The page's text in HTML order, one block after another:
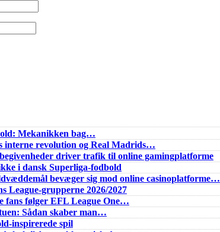
Mekanikken bag…
interne revolution og Real Madrids…
driver trafik til online gamingplatforme
i dansk Superliga-fodbold
bevæger sig mod online casinoplatforme…
League-grupperne 2026/2027
fans følger EFL League One…
Sådan skaber man…
inspirerede spil